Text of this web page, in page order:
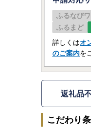
ふるなび
ふるまど
詳しくはオ
のご案内を
返礼品
こだわり